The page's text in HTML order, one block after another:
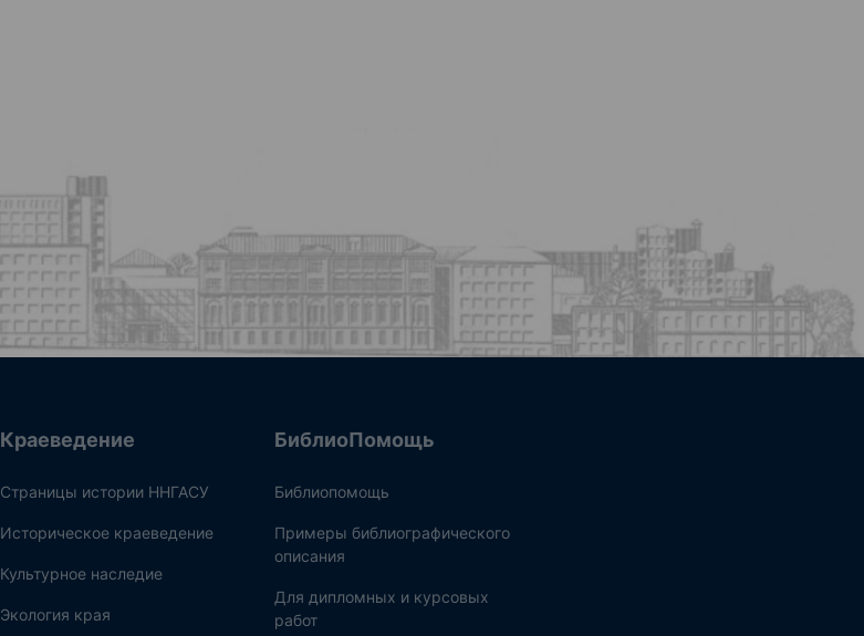
Краеведение
Страницы истории ННГАСУ
Историческое краеведение
Культурное наследие
Экология края
БиблиоПомощь
Библиопомощь
Примеры библиографического
описания
Для дипломных и курсовых
работ